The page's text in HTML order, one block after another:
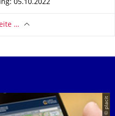
05.10.2022
…
© placit